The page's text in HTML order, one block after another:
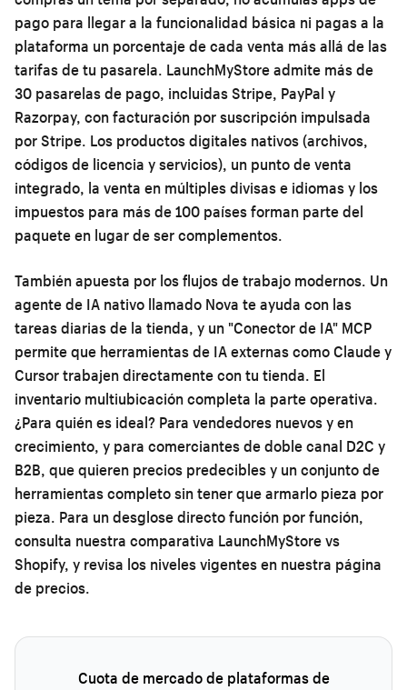
pago para llegar a la funcionalidad básica ni pagas a la
plataforma un porcentaje de cada venta más allá de las
tarifas de tu pasarela. LaunchMyStore admite más de
30 pasarelas de pago, incluidas Stripe, PayPal y
Razorpay, con facturación por suscripción impulsada
por Stripe. Los productos digitales nativos (archivos,
códigos de licencia y servicios), un punto de venta
integrado, la venta en múltiples divisas e idiomas y los
impuestos para más de 100 países forman parte del
paquete en lugar de ser complementos.
También apuesta por los flujos de trabajo modernos. Un
agente de IA nativo llamado Nova te ayuda con las
tareas diarias de la tienda, y un "Conector de IA" MCP
permite que herramientas de IA externas como Claude y
Cursor trabajen directamente con tu tienda. El
inventario multiubicación completa la parte operativa.
¿Para quién es ideal? Para vendedores nuevos y en
crecimiento, y para comerciantes de doble canal D2C y
B2B, que quieren precios predecibles y un conjunto de
herramientas completo sin tener que armarlo pieza por
pieza. Para un desglose directo función por función,
consulta nuestra comparativa LaunchMyStore vs
Shopify, y revisa los niveles vigentes en nuestra página
de precios.
Cuota de mercado de plataformas de